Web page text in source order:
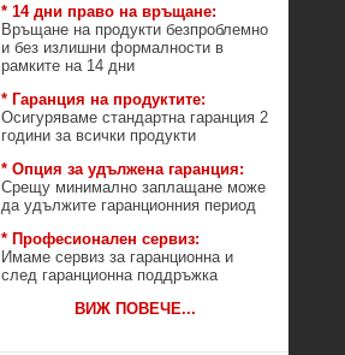
* 14 дни право на връщане:
Връщане на продукти безпроблемно
и без излишни формалности в
рамките на 14 дни
* Гаранция на продуктите:
Осигуряваме стандартна гаранция 2
години за всички продукти
* Опция за удължена гаранция:
Срещу минимално заплащане може
да удължите гаранционния период
* Професионален сервиз:
Имаме сервиз за гаранционна и
след гаранционна поддръжка
ВИЖ ПОВЕЧЕ...